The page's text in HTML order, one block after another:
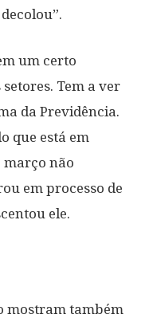
um certo
Tem a ver
da Previdência.
que está em
março não
em processo de
ele.
mostram também